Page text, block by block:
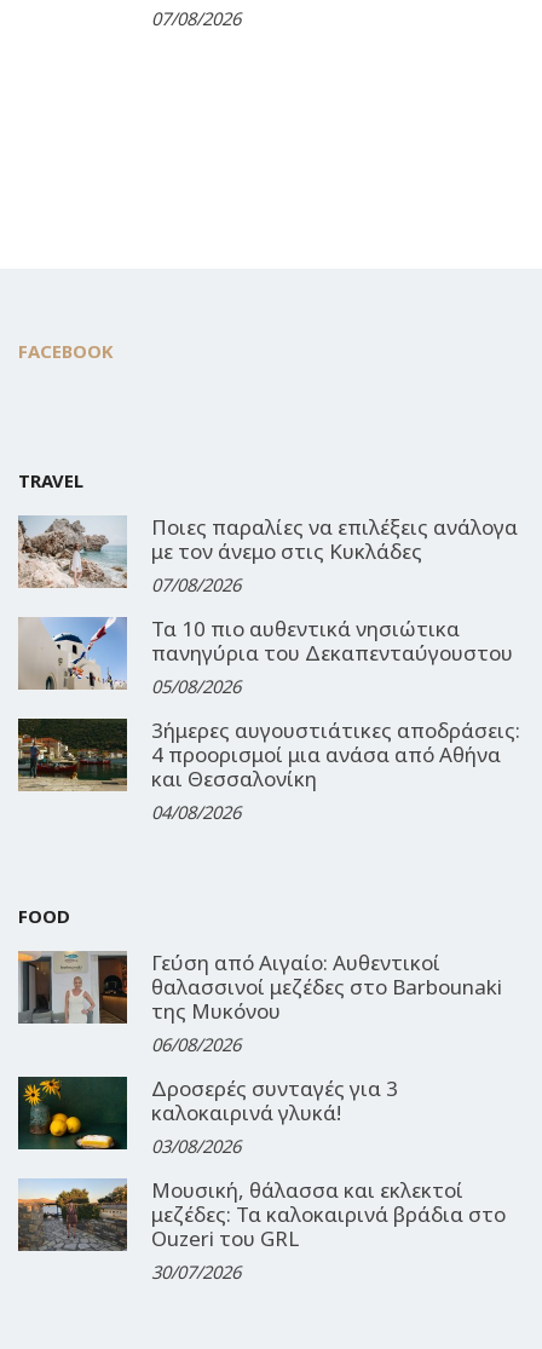
07/08/2026
FACEBOOK
TRAVEL
Ποιες παραλίες να επιλέξεις ανάλογα
με τον άνεμο στις Κυκλάδες
07/08/2026
Τα 10 πιο αυθεντικά νησιώτικα
πανηγύρια του Δεκαπενταύγουστου
05/08/2026
3ήμερες αυγουστιάτικες αποδράσεις:
4 προορισμοί μια ανάσα από Αθήνα
και Θεσσαλονίκη
04/08/2026
FOOD
Γεύση από Αιγαίο: Αυθεντικοί
θαλασσινοί μεζέδες στο Barbounaki
της Μυκόνου
06/08/2026
Δροσερές συνταγές για 3
καλοκαιρινά γλυκά!
03/08/2026
Μουσική, θάλασσα και εκλεκτοί
μεζέδες: Τα καλοκαιρινά βράδια στο
Ouzeri του GRL
30/07/2026